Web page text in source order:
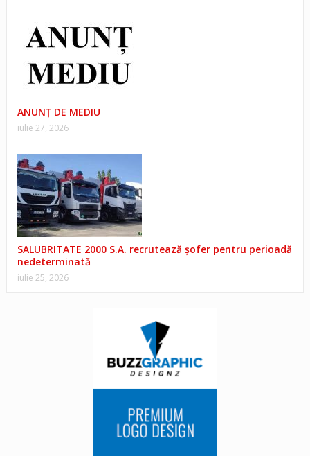
ANUNŢ DE MEDIU
iulie 27, 2026
SALUBRITATE 2000 S.A. recrutează șofer pentru perioadă
nedeterminată
iulie 25, 2026